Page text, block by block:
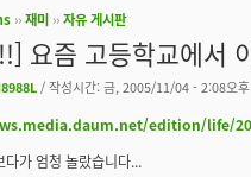
››재미 ››자유 게시판
요즘 고등학교에서
/ 작성시간: 금, 2005/11/04 - 2:08오후
edition/life/
다가 엄청 놀랐습니다...